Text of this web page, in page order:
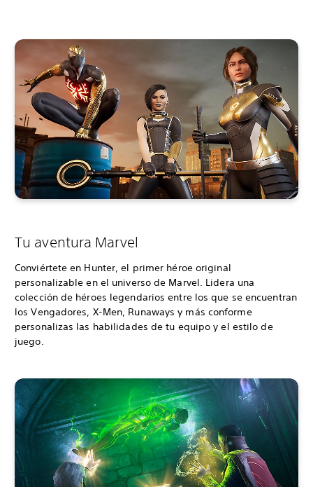
Tu aventura Marvel
Conviértete en Hunter, el primer héroe original
personalizable en el universo de Marvel. Lidera una
colección de héroes legendarios entre los que se encuentran
los Vengadores, X-Men, Runaways y más conforme
personalizas las habilidades de tu equipo y el estilo de
juego.